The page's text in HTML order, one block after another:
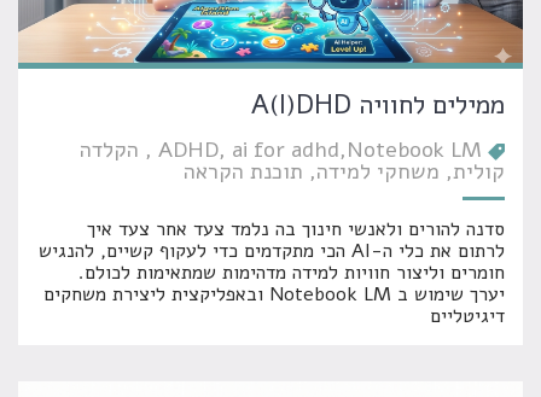
ממילים לחוויה A(I)DHD
ADHD ai for adhd Notebook LM הקלדה
קולית משחקי למידה תוכנת הקראה
סדנה להורים ולאנשי חינוך בה נלמד צעד אחר צעד איך
לרתום את כלי ה-AI הכי מתקדמים כדי לעקוף קשיים, להנגיש
חומרים וליצור חוויות למידה מדהימות שמתאימות לכולם.
יערך שימוש ב Notebook LM ובאפליקצית ליצירת משחקים
דיגיטליים